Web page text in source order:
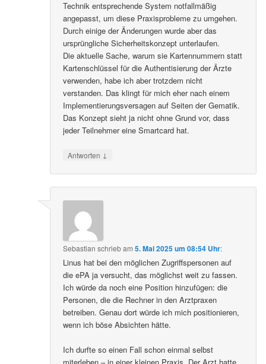
Technik entsprechende System notfallmäßig
angepasst, um diese Praxisprobleme zu umgehen.
Durch einige der Änderungen wurde aber das
ursprüngliche Sicherheitskonzept unterlaufen.
Die aktuelle Sache, warum sie Kartennummern statt
Kartenschlüssel für die Authentisierung der Ärzte
verwenden, habe ich aber trotzdem nicht
verstanden. Das klingt für mich eher nach einem
Implementierungsversagen auf Seiten der Gematik.
Das Konzept sieht ja nicht ohne Grund vor, dass
jeder Teilnehmer eine Smartcard hat.
Antworten ↓
Sebastian schriebam5. Mai 2025 um 08:54 Uhr:
Linus hat bei den möglichen Zugriffspersonen auf
die ePA ja versucht, das möglichst weit zu fassen.
Ich würde da noch eine Position hinzufügen: die
Personen, die die Rechner in den Arztpraxen
betreiben. Genau dort würde ich mich positionieren,
wenn ich böse Absichten hätte.
Ich durfte so einen Fall schon einmal selbst